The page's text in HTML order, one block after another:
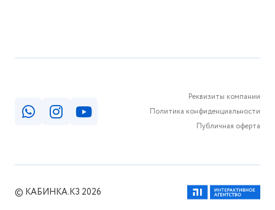
Реквизиты компании
Политика конфиденциальности
Публичная оферта
© КАБИНКА.КЗ 2026